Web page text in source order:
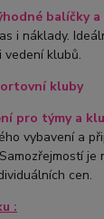
balíčky a
i náklady.
vedení klubů.
kluby
pro týmy a
vybavení a
je
cen.
: